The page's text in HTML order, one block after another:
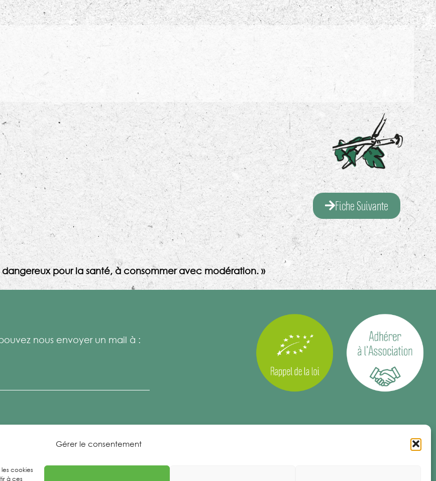
Gérer le consentement
cookies
à ces
Fiche Suivante
dangereux pour la santé, à consommer avec modération. »
nous envoyer un mail à :